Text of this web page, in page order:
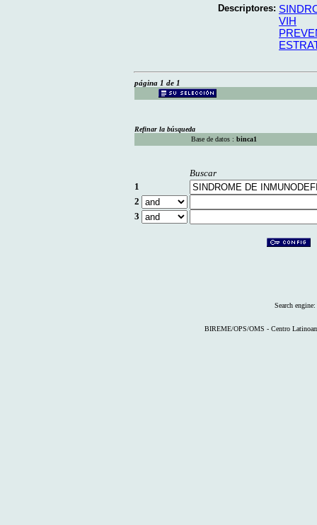
Descriptores:
VIH
página 1 de 1
Refinar la búsqueda
Base de datos : binca1
Buscar
1
2
3
Search engine:
BIREME/OPS/OMS - Centro